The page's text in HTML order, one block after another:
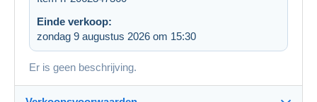
Einde verkoop:
zondag 9 augustus 2026 om 15:30
Er is geen beschrijving.